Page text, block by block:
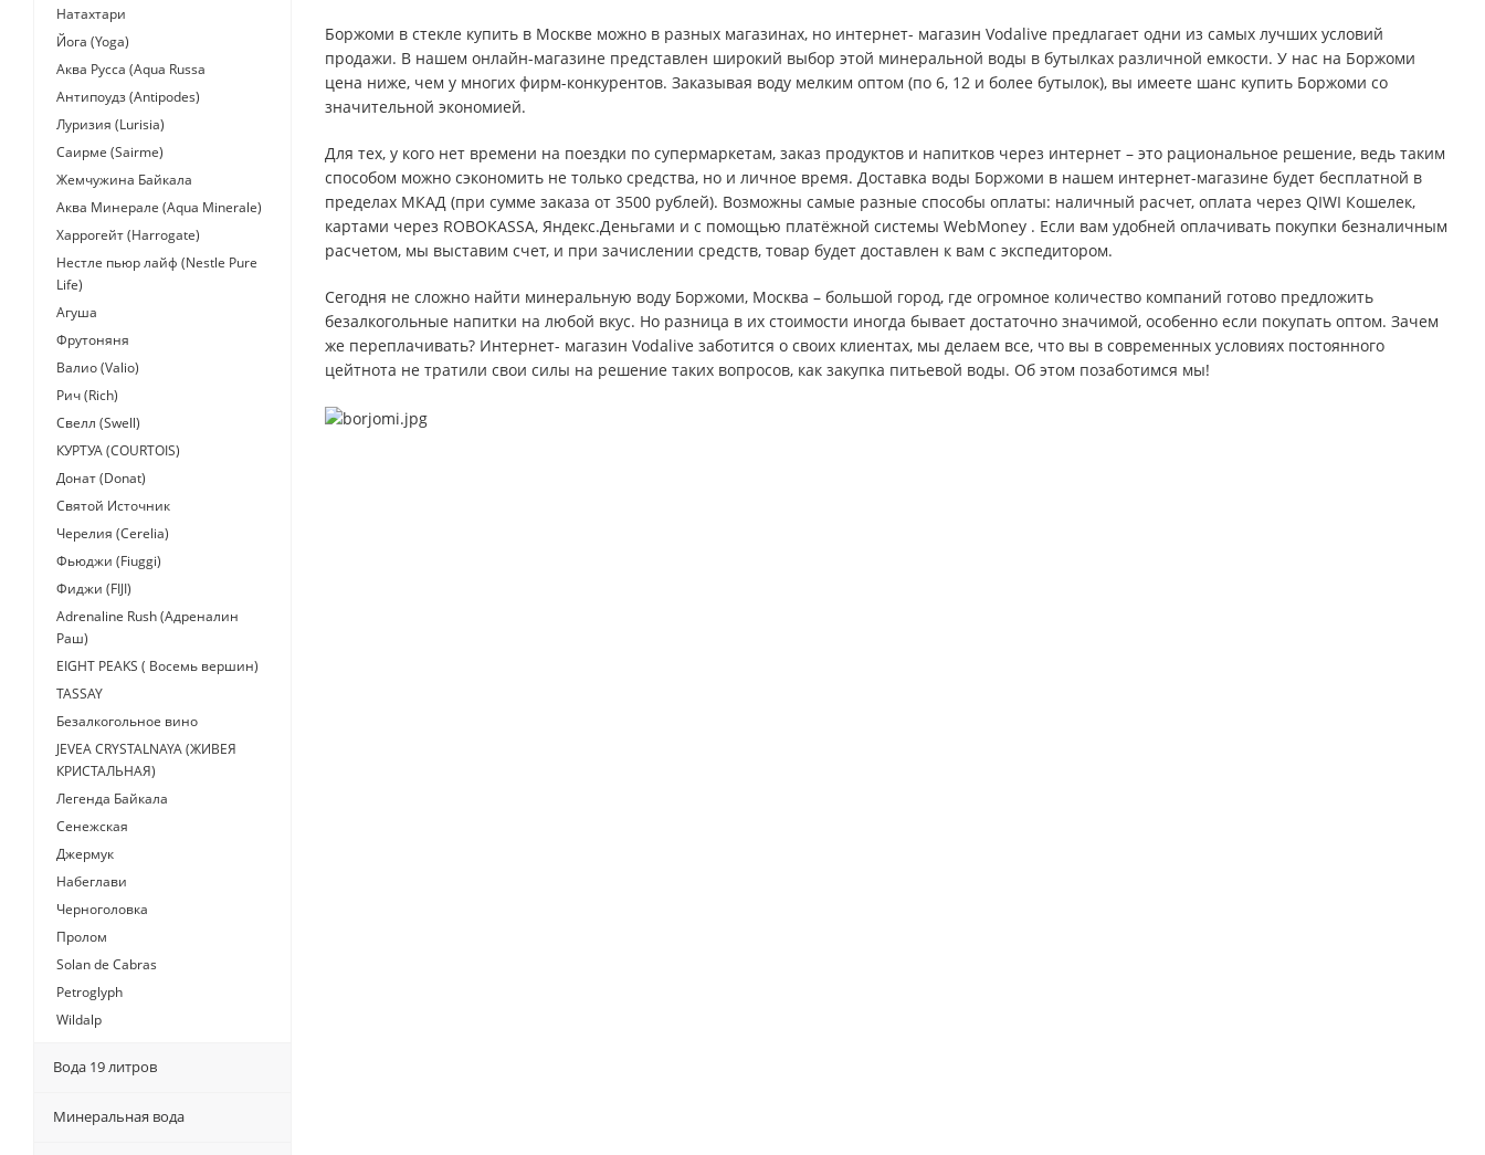
Боржоми в стекле купить в Москве можно в разных магазинах, но интернет- магазин Vodalive предлагает одни из самых лучших условий
продажи. В нашем онлайн-магазине представлен широкий выбор этой минеральной воды в бутылках различной емкости. У нас на Боржоми
цена ниже, чем у многих фирм-конкурентов. Заказывая воду мелким оптом (по 6, 12 и более бутылок), вы имеете шанс купить Боржоми со
значительной экономией.
Для тех, у кого нет времени на поездки по супермаркетам, заказ продуктов и напитков через интернет – это рациональное решение, ведь таким
способом можно сэкономить не только средства, но и личное время. Доставка воды Боржоми в нашем интернет-магазине будет бесплатной в
пределах МКАД (при сумме заказа от 3500 рублей). Возможны самые разные способы оплаты: наличный расчет, оплата через QIWI Кошелек,
картами через ROBOKASSA, Яндекс.Деньгами и с помощью платёжной системы WebMoney . Если вам удобней оплачивать покупки безналичным
расчетом, мы выставим счет, и при зачислении средств, товар будет доставлен к вам с экспедитором.
Сегодня не сложно найти минеральную воду Боржоми, Москва – большой город, где огромное количество компаний готово предложить
безалкогольные напитки на любой вкус. Но разница в их стоимости иногда бывает достаточно значимой, особенно если покупать оптом. Зачем
же переплачивать? Интернет- магазин Vodalive заботится о своих клиентах, мы делаем все, что вы в современных условиях постоянного
цейтнота не тратили свои силы на решение таких вопросов, как закупка питьевой воды. Об этом позаботимся мы!
Натахтари
Йога (Yoga)
Аква Русса (Aqua Russa
Антипоудз (Antipodes)
Луризия (Lurisia)
Саирме (Sairme)
Жемчужина Байкала
Аква Минерале (Aqua Minerale)
Харрогейт (Harrogate)
Нестле пьюр лайф (Nestle Pure
Life)
Агуша
Фрутоняня
Валио (Valio)
Рич (Rich)
Свелл (Swell)
КУРТУА (COURTOIS)
Донат (Donat)
Святой Источник
Черелия (Cerelia)
Фьюджи (Fiuggi)
Фиджи (FIJI)
Adrenaline Rush (Адреналин
Раш)
EIGHT PEAKS ( Восемь вершин)
TASSAY
Безалкогольное вино
JEVEA CRYSTALNAYA (ЖИВЕЯ
КРИСТАЛЬНАЯ)
Легенда Байкала
Сенежская
Джермук
Набеглави
Черноголовка
Пролом
Solan de Cabras
Petroglyph
Wildalp
Вода 19 литров
Минеральная вода